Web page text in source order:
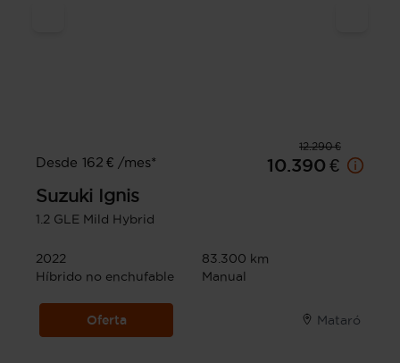
12.290 €
Desde 162 € /mes*
10.390 €
Suzuki
Ignis
1.2 GLE Mild Hybrid
2022
83.300 km
Híbrido no enchufable
Manual
Oferta Mataró